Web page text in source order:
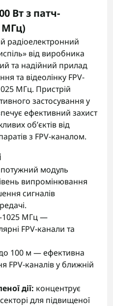
Вт з патч-
МГц)
радіоелектронний
від виробника
та надійний прилад
та відеолінку FPV-
МГц. Пристрій
застосування у
ефективний захист
об’єктів від
з FPV-каналом.
модуль
випромінювання
сигналів
МГц —
FPV-канали та
100 м — ефективна
FPV-каналів у ближній
дії: концентрує
для підвищеної